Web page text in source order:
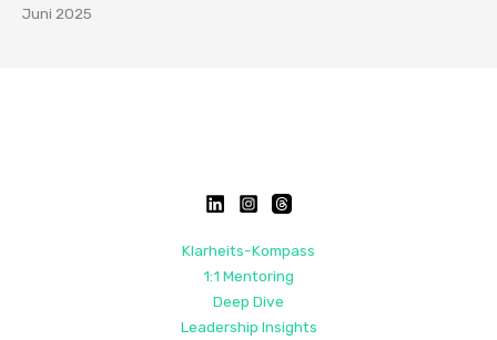
:Juni 2025
Klarheits-Kompass
1:1 Mentoring
Deep Dive
Leadership Insights